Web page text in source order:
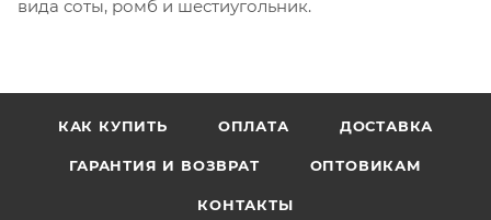
вида соты, ромб и шестиугольник.
КАК КУПИТЬ ОПЛАТА ДОСТАВКА
ГАРАНТИЯ И ВОЗВРАТ ОПТОВИКАМ
КОНТАКТЫ